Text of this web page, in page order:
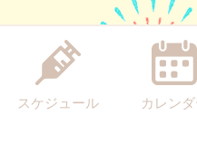
スケジュール カレン